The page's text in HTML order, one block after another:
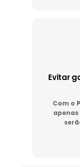
Evitar
Com o